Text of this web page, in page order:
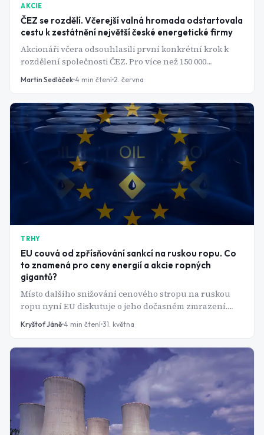
AKCIE
ČEZ se rozdělí. Včerejší valná hromada odstartovala
cestu k zestátnění největší české energetické firmy
Akcionáři včera odsouhlasili první konkrétní krok k
rozdělení společnosti ČEZ. Pro více než 150 000
minoritních akcionářů to znamená jednu zásadní
Martin Sedláček 4 min čtení 2. června
TRHY
EU couvá od zpřísňování sankcí na ruskou ropu. Co
to znamená pro ceny energií a akcie ropných
gigantů?
Místo dalšího snižování cenového stropu na ruskou
ropu nyní EU diskutuje o jeho dočasném zmrazení.
Důvodem jsou rostoucí obavy z vývoje na světovém
energetickém trhu. Napětí na Blízkém východě totiž
na jakékoli narušení dodávek ropy.
Kryštof Jáně 4 min čtení 31. května